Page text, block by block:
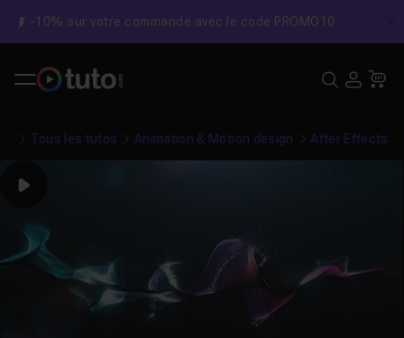
-10% sur votre commande avec le code PROMO10
Tous les tutos Animation & Motion design After Effects
Play